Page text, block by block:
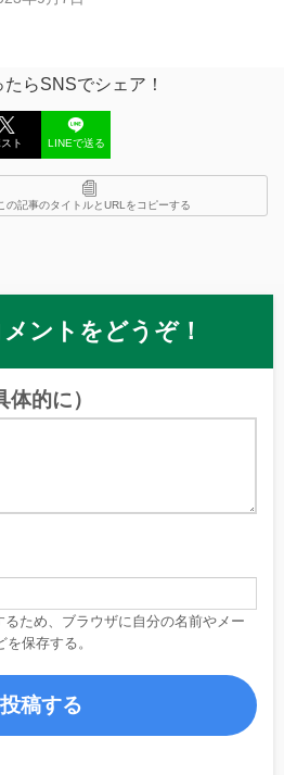
らSNSでシェア！
ト LINEで送る
の記事のタイトルとURLをコピーする
ントをどうぞ！
的に）
ため、ブラウザに自分の名前やメー
保存する。